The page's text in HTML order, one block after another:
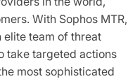
With Sophos MTR,
team of threat
take targeted actions
most sophisticated